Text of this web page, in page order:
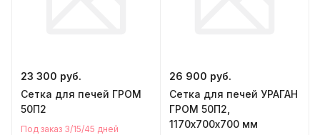
23 300 руб.
Сетка для печей ГРОМ
50П2
Под заказ 3/15/45 дней
26 900 руб.
Сетка для печей УРАГАН
ГРОМ 50П2,
1170х700х700 мм